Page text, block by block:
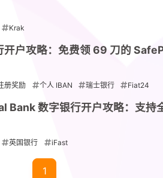
，欢迎
兴趣点
寻找你
Krak
开户攻略：免费领 69 刀的
册奖励 个人 IBAN 瑞士银行 Fiat24
Bank 数字银行开户攻略：支持
英国银行 iFast
1